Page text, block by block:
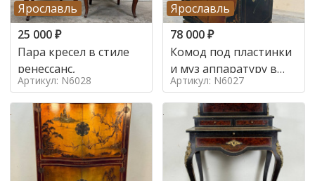
Ярославль
25 000₽
Пара кресел в стиле
ренессанс,
Артикул: N6028
Ярославль
78 000₽
Комод под пластинки
и муз аппаратуру в
стиле шинуазри,
Артикул: N6027